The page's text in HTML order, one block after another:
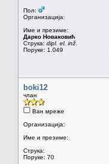
Пол:
Организација:
Име и презиме:
Дарко Новаковић
Струка: dipl. el. inž.
Поруке: 1.049
boki12
члан
Ван мреже
Организација:
Име и презиме:
Струка:
Поруке: 70